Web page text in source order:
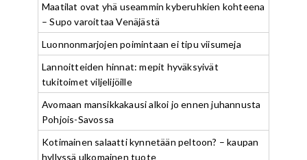
Maatilat ovat yhä useammin kyberuhkien kohteena
– Supo varoittaa Venäjästä
Luonnonmarjojen poimintaan ei tipu viisumeja
Lannoitteiden hinnat: mepit hyväksyivät
tukitoimet viljelijöille
Avomaan mansikkakausi alkoi jo ennen juhannusta
Pohjois-Savossa
Kotimainen salaatti kynnetään peltoon? – kaupan
hyllyssä ulkomainen tuote